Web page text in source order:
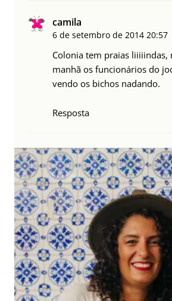
camila
6 de setembro de 2014 20:57
Colonia tem praias liiiiindas,
manhã os funcionários do
vendo os bichos nadando.
Resposta